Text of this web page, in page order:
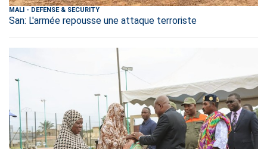
MALI - DEFENSE & SECURITY
San: L'armée repousse une attaque terroriste